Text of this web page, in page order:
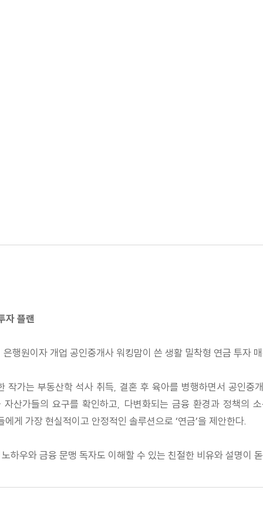
자 플랜
은행원이자 개업 공인중개사 워킹맘이 쓴 생활 밀착형 연금 투자
작가는 부동산학 석사 취득, 결혼 후 육아를 병행하면서 공인
산가들의 요구를 확인하고, 다변화되는 금융 환경과 정책의
게 가장 현실적이고 안정적인 솔루션으로 ‘연금’을 제안한다.
하우와 금융 문맹 독자도 이해할 수 있는 친절한 비유와 설명이